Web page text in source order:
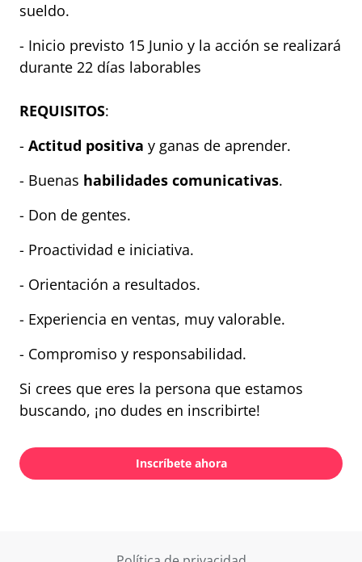
sueldo.
- Inicio previsto 15 Junio y la acción se realizará
durante 22 días laborables
REQUISITOS:
- Actitud positiva y ganas de aprender.
- Buenas habilidades comunicativas.
- Don de gentes.
- Proactividad e iniciativa.
- Orientación a resultados.
- Experiencia en ventas, muy valorable.
- Compromiso y responsabilidad.
Si crees que eres la persona que estamos
buscando, ¡no dudes en inscribirte!
Inscríbete ahora